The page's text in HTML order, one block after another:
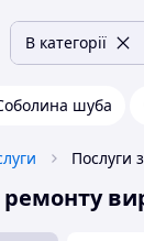
В категорії
шуба